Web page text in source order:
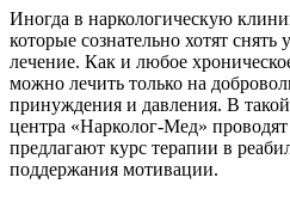
Иногда в наркологическую
которые сознательно хотят снять
лечение. Как и любое
можно лечить только на
принуждения и давления. В
центра «Нарколог-Мед»
предлагают курс терапии в
поддержания мотивации.